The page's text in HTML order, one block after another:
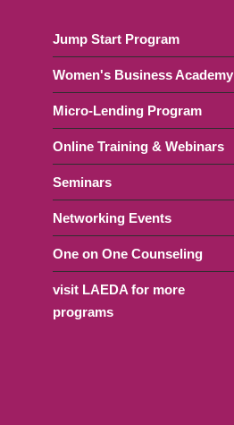
Jump Start Program
Women's Business Academy
Micro-Lending Program
Online Training & Webinars
Seminars
Networking Events
One on One Counseling
visit LAEDA for more
programs